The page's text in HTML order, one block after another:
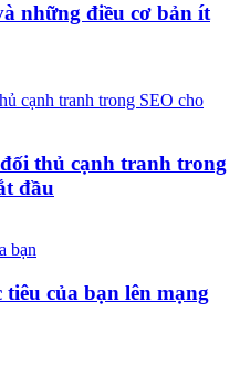
những điều cơ bản ít
thủ cạnh tranh trong
đầu
tiêu của bạn lên mạng